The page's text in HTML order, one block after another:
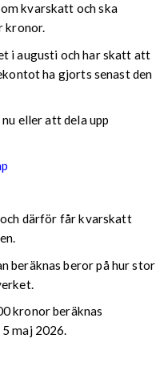
kvarskatt och ska
kronor.
i augusti och har skatt att
ha gjorts senast den
eller att dela upp
därför får kvarskatt
beräknas beror på hur stor
kronor beräknas
maj 2026.